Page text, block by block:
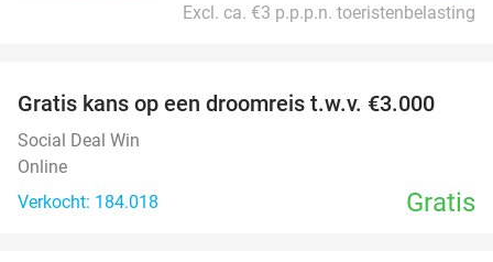
Excl. ca. €3 p.p.p.n. toeristenbelasting
Gratis kans op een droomreis t.w.v. €3.000
Social Deal Win
Online
Verkocht: 184.018
Gratis